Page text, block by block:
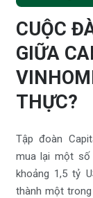
CUỘC
GIỮA
THỰC?
Tập đoàn
mua lại một
khoảng 1,5 tỷ
thành một